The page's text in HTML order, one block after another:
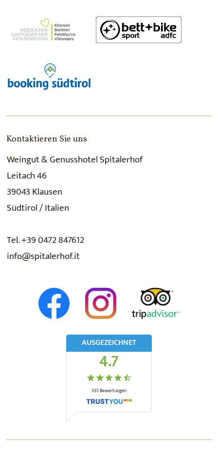
Kontaktieren Sie uns
Weingut & Genusshotel Spitalerhof
Leitach 46
39043 Klausen
Südtirol / Italien
Tel. +39 0472 847612
info@spitalerhof.it
AUSGEZEICHNET
4.7
335Bewertungen